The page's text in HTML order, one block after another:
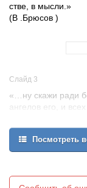
стве, в мысли.»
(В .Брюсов )
Слайд 3
«…ну скажи ради
ангелов его, и
благоговейные
А.А.Фету от 25
Посмотреть